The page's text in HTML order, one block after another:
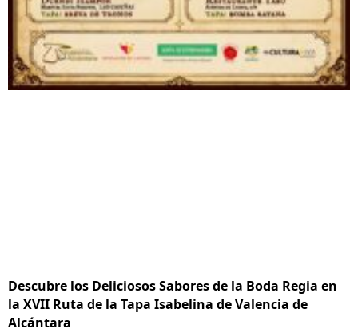
Descubre los Deliciosos Sabores de la Boda Regia en
la XVII Ruta de la Tapa Isabelina de Valencia de
Alcántara